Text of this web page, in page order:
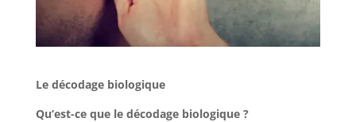
Le décodage biologique
Qu’est-ce que le décodage biologique ?